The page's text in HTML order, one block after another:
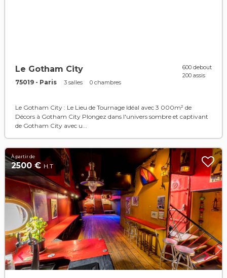
Le Gotham City
75019 - Paris 3 salles 0 chambres
600 debout
200 assis
Le Gotham City : Le Lieu de Tournage Idéal avec 3 000m² de
Décors à Gotham City Plongez dans l'univers sombre et captivant
de Gotham City avec u...
À partir de
2500 € H.T